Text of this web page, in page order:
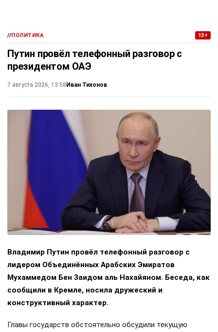
//ПОЛИТИКА 13+
Путин провёл телефонный разговор с
президентом ОАЭ
7 августа 2026, 13:58Иван Тихонов
Владимир Путин провёл телефонный разговор с
лидером Объединённых Арабских Эмиратов
Мухаммедом Бен Заидом аль Нахайяном. Беседа, как
сообщили в Кремле, носила дружеский и
конструктивный характер.
Главы государств обстоятельно обсудили текущую